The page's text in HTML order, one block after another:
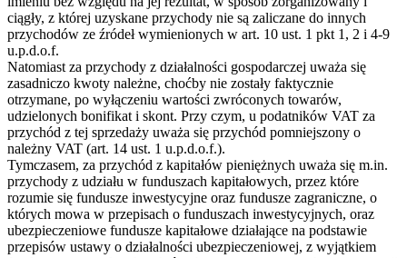
ciągły, z której uzyskane przychody nie są zaliczane do innych
przychodów ze źródeł wymienionych w art. 10 ust. 1 pkt 1, 2 i 4-9
u.p.d.o.f.
Natomiast za przychody z działalności gospodarczej uważa się
zasadniczo kwoty należne, choćby nie zostały faktycznie
otrzymane, po wyłączeniu wartości zwróconych towarów,
udzielonych bonifikat i skont. Przy czym, u podatników VAT za
przychód z tej sprzedaży uważa się przychód pomniejszony o
należny VAT (art. 14 ust. 1 u.p.d.o.f.).
Tymczasem, za przychód z kapitałów pieniężnych uważa się m.in.
przychody z udziału w funduszach kapitałowych, przez które
rozumie się fundusze inwestycyjne oraz fundusze zagraniczne, o
których mowa w przepisach o funduszach inwestycyjnych, oraz
ubezpieczeniowe fundusze kapitałowe działające na podstawie
przepisów ustawy o działalności ubezpieczeniowej, z wyjątkiem